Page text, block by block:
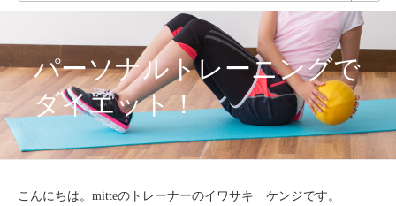
パーソナルトレーニングで
ダイエット！
こんにちは。mitteのトレーナーのイワサキ ケンジです。